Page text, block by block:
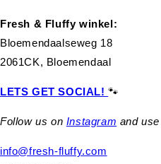
Fresh & Fluffy winkel:
Bloemendaalseweg 18
2061CK, Bloemendaal
LETS GET SOCIAL!🐾
Follow us on Instagram and use
info@fresh-fluffy.com